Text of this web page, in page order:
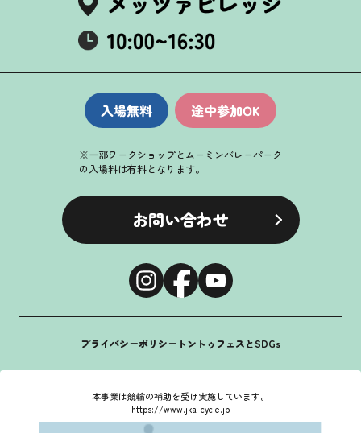
※一部ワークショップとムーミンバレーパーク
の入場料は有料となります。
お問い合わせ
プライバシーポリシー トントゥフェスとSDGs
本事業は競輪の補助を受け実施しています。
https://www.jka-cycle.jp